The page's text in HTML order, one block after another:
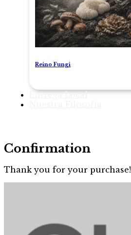
Reino Fungi
Entrega Local
Confirmation
Thank you for your purchase!